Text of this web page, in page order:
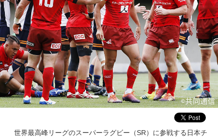
世界最高峰リーグのスーパーラグビー（SR）に参戦する日本チ